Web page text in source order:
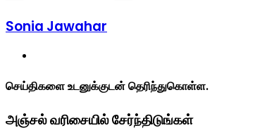
Sonia Jawahar
செய்திகளை உடனுக்குடன் தெரிந்துகொள்ள.
அஞ்சல் வரிசையில் சேர்ந்திடுங்கள்